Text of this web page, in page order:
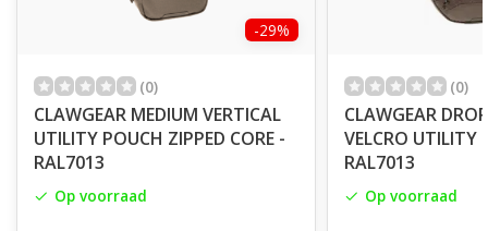
-29%
(0)
CLAWGEAR MEDIUM VERTICAL
UTILITY POUCH ZIPPED CORE -
RAL7013
Op voorraad
(0)
CLAWGEAR
VELCRO UTILITY
RAL7013
Op voorraad